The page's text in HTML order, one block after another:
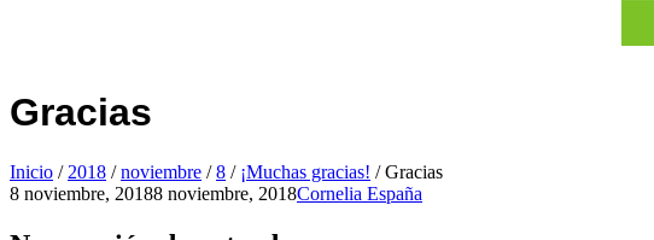
Gracias
Inicio / 2018 / noviembre / 8 / ¡Muchas gracias! / Gracias
8 noviembre, 20188 noviembre, 2018Cornelia España